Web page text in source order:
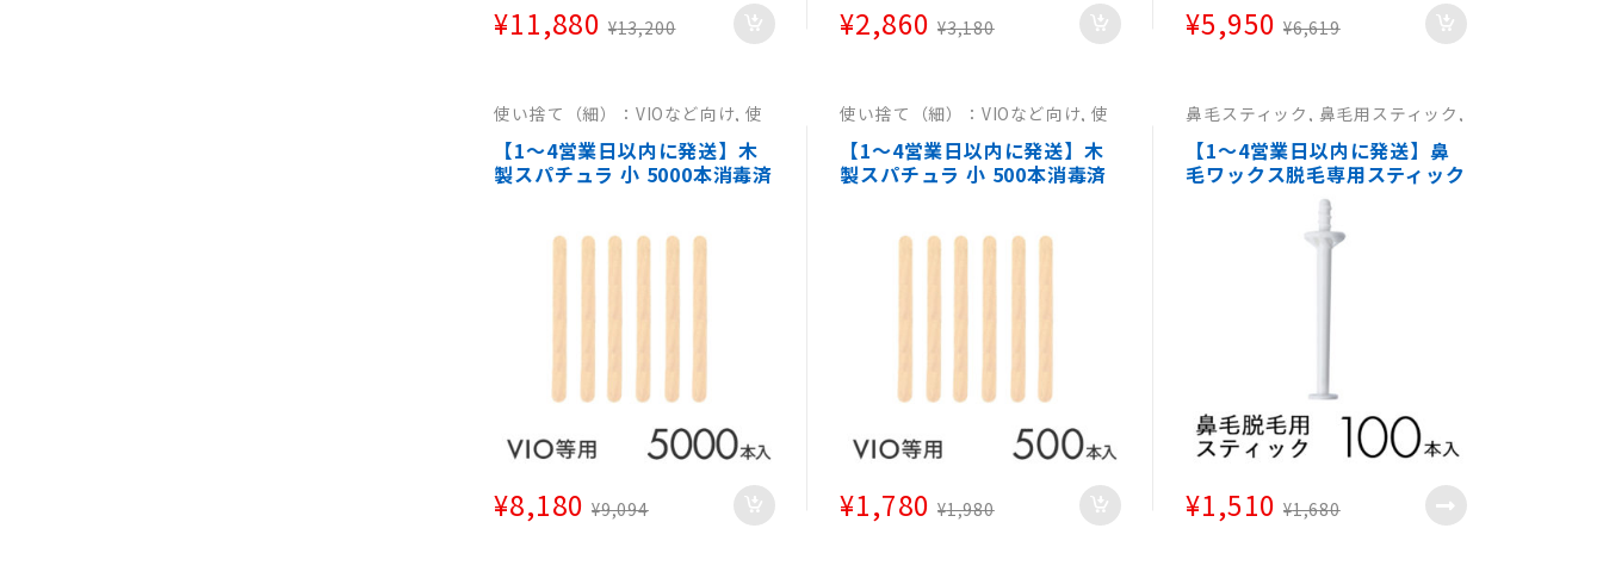
¥11,880 ¥13,200 ¥2,860 ¥3,180 ¥5,950 ¥6,619
使い捨て（細）：VIOなど向け,使
い捨て（細）：VIO等向け ,使い捨
て（細）：VIO等向け,使い捨て
（細）：VIO等向け
【1～4営業日以内に発送】木
製スパチュラ 小 5000本消毒済
ス脱毛用ウッドスパチュラ エ
¥8,180 ¥9,094
使い捨て（細）：VIOなど向け,使
い捨て（細）：VIO等向け ,使い捨
て（細）：VIO等向け,使い捨て
（細）：VIO等向け
【1～4営業日以内に発送】木
製スパチュラ 小 500本消毒済
ス脱毛用ウッドスパチュラ エ
¥1,780 ¥1,980
鼻毛スティック , 鼻毛用スティック ,
鼻毛用スティック , 鼻毛用スティッ
ク
【1～4営業日以内に発送】鼻
毛ワックス脱毛専用スティック
00本入 鼻毛脱毛 ブラジリアン
ワックス スパチュラ 棒 ヘラ
¥1,510 ¥1,680